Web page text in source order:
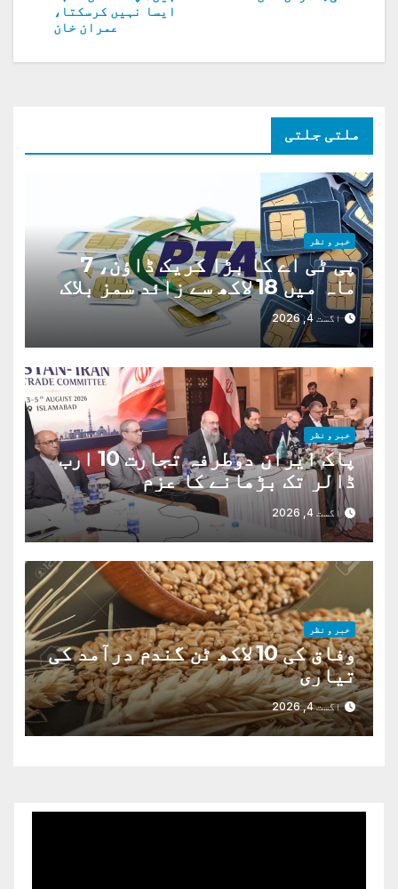
ایسا نہیں کرسکتا،
عمران خان
ملتی جلتی
خبر و نظر
پی ٹی اے کا بڑا کریک ڈاؤن، 7
ماہ میں 18 لاکھ سے زائد سمز بلاک
اگست 4, 2026
خبر و نظر
پاک ایران دوطرفہ تجارت 10 ارب
ڈالر تک بڑھانے کا عزم
اگست 4, 2026
خبر و نظر
وفاق کی 10 لاکھ ٹن گندم درآمد کی
تیاری
اگست 4, 2026